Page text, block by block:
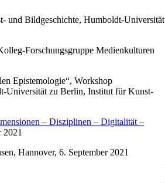
und Bildgeschichte, Humboldt-Universität
Forschungsgruppe Medienkulturen
Epistemologie“, Workshop
Universität zu Berlin, Institut für Kunst-
– Disziplinen – Digitalität –
2021
Hannover, 6. September 2021